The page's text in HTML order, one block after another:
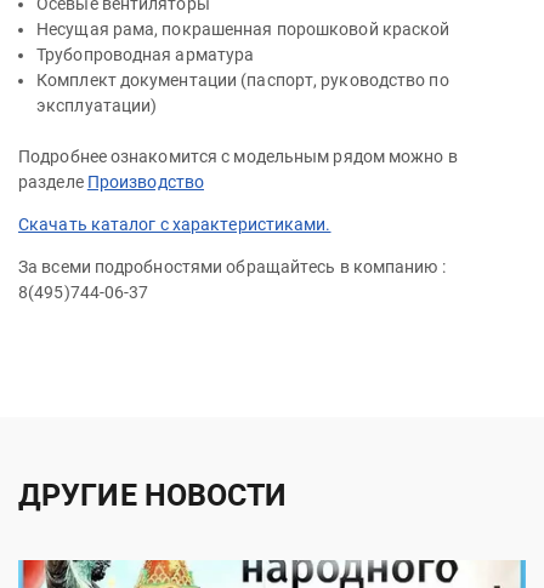
Несущая рама, покрашенная порошковой краской
Трубопроводная арматура
Комплект документации (паспорт, руководство по
эксплуатации)
Подробнее ознакомится с модельным рядом можно в
разделе Производство
Скачать каталог с характеристиками.
За всеми подробностями обращайтесь в компанию :
8(495)744-06-37
ДРУГИЕ НОВОСТИ